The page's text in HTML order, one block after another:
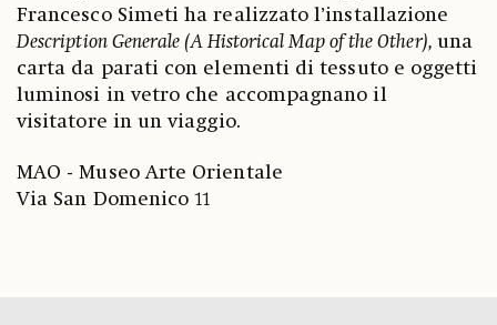
Francesco Simeti ha realizzato l’installazione
Description Generale (A Historical Map of the Other), una
carta da parati con elementi di tessuto e oggetti
luminosi in vetro che accompagnano il
visitatore in un viaggio.
MAO - Museo Arte Orientale
Via San Domenico 11